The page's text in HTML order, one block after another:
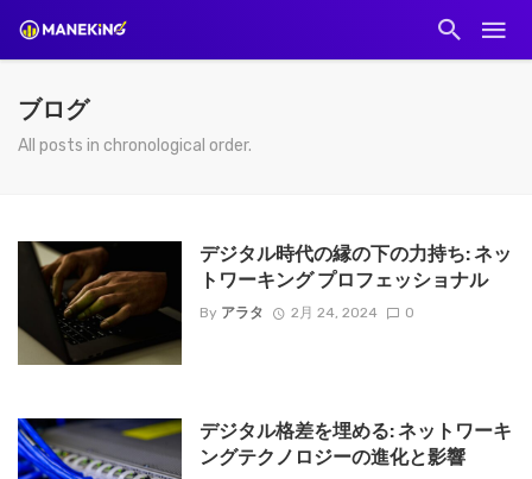
ブログ
All posts in chronological order.
デジタル時代の縁の下の力持ち: ネッ
トワーキング プロフェッショナル
By アラタ 2月 24, 2024 0
デジタル格差を埋める: ネットワーキ
ングテクノロジーの進化と影響